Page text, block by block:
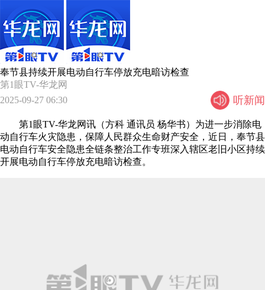
奉节县持续开展电动自行车停放充电暗访检查
第1眼TV-华龙网
2025-09-27 06:30
听新闻
第1眼TV-华龙网讯（方科 通讯员 杨华书）为进一步消除电
动自行车火灾隐患，保障人民群众生命财产安全，近日，奉节县
电动自行车安全隐患全链条整治工作专班深入辖区老旧小区持续
开展电动自行车停放充电暗访检查。